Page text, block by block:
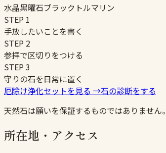
水晶黒曜石ブラックトルマリン
STEP 1
手放したいことを書く
STEP 2
参拝で区切りをつける
STEP3
守りの石を日常に置く
厄除け浄化セットを見る →石の診断をする
天然石は願いを保証するものではありません
所在地・アクセス